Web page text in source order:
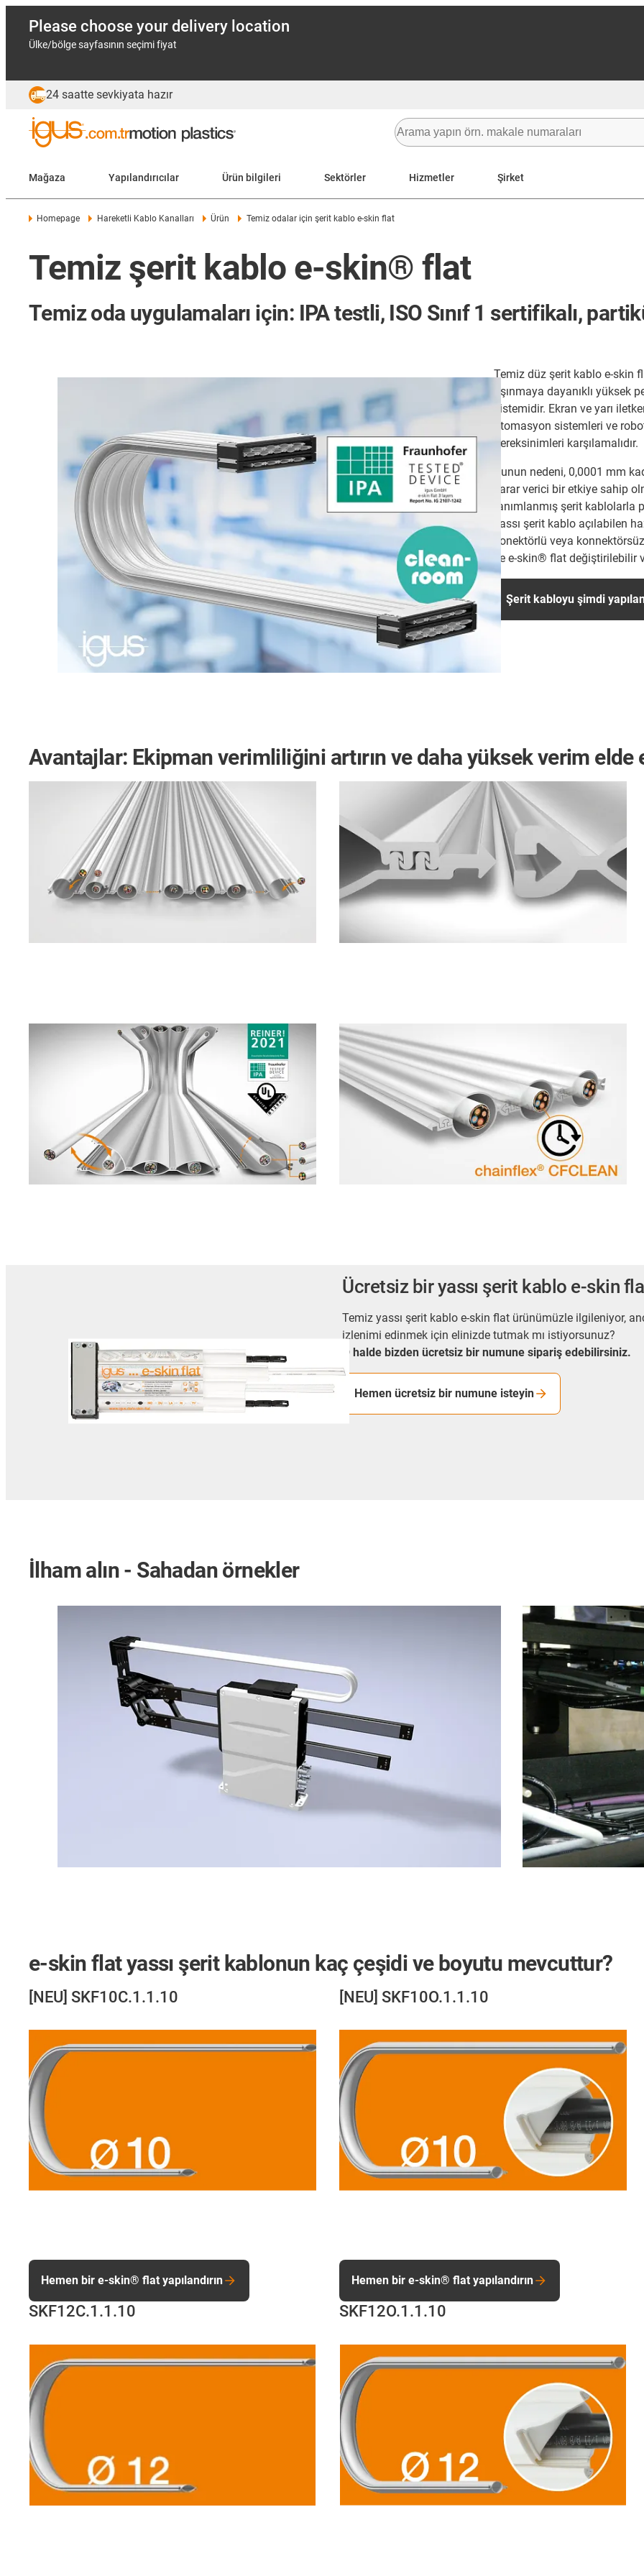
Please choose your delivery location
Ülke/bölge sayfasının seçimi fiyat
24 saatte sevkiyata hazır
Mağaza Yapılandırıcılar Ürün bilgileri Sektörler Hizmetler Şirket
Homepage Hareketli Kablo Kanalları Ürün Temiz odalar için şerit kablo e-skin flat
Temiz şerit kablo e-skin® flat
Temiz oda uygulamaları için: IPA testli, ISO Sınıf 1 sertifikalı,
Temiz düz şerit kablo e-skin
aşınmaya dayanıklı yüksek
sistemidir. Ekran ve yarı
otomasyon sistemleri ve
gereksinimleri karşılamalıdır.
Bunun nedeni, 0,0001 mm
zarar verici bir etkiye sahip
tanımlanmış şerit
yassı şerit kablo açılabilen
konektörlü veya
ile e-skin® flat değiştirilebilir
Şerit kabloyu şimdi
Avantajlar: Ekipman verimliliğini artırın ve daha yüksek verim elde
Ücretsiz bir yassı şerit kablo e-skin
Temiz yassı şerit kablo e-skin flat ürünümüzle ilgileniyor,
izlenimi edinmek için elinizde tutmak mı istiyorsunuz?
O halde bizden ücretsiz bir numune sipariş edebilirsiniz.
Hemen ücretsiz bir numune isteyin
İlham alın - Sahadan örnekler
e-skin flat yassı şerit kablonun kaç çeşidi ve boyutu mevcuttur?
[NEU] SKF10C.1.1.10 [NEU] SKF10O.1.1.10
SKF12C.1.1.10
Hemen bir e-skin® flat yapılandırın
SKF12O.1.1.10
Hemen bir e-skin® flat yapılandırın